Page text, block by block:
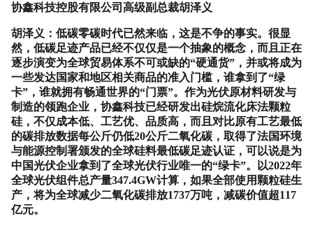
协鑫科技控股有限公司高级副总裁胡泽义
胡泽义：低碳零碳时代已然来临，这是不争的事实。很显
然，低碳足迹产品已经不仅仅是一个抽象的概念，而且正在
逐步演变为全球贸易体系不可或缺的“硬通货”，并或将成为
一些发达国家和地区相关商品的准入门槛，谁拿到了“绿
卡”，谁就拥有畅通世界的“门票”。作为光伏原材料研发与
制造的领跑企业，协鑫科技已经研发出硅烷流化床法颗粒
硅，不仅成本低、工艺优、品质高，而且对比原有工艺最低
的碳排放数据每公斤仍低20公斤二氧化碳，取得了法国环境
与能源控制署颁发的全球硅料最低碳足迹认证，可以说是为
中国光伏企业拿到了全球光伏行业唯一的“绿卡”。以2022年
全球光伏组件总产量347.4GW计算，如果全部使用颗粒硅生
产，将为全球减少二氧化碳排放1737万吨，减碳价值超117
亿元。